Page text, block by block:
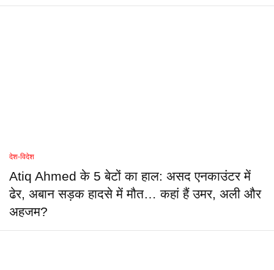
देश-विदेश
Atiq Ahmed के 5 बेटों का हाल: असद एनकाउंटर में
ढेर, अबान सड़क हादसे में मौत… कहां हैं उमर, अली और
अहजम?